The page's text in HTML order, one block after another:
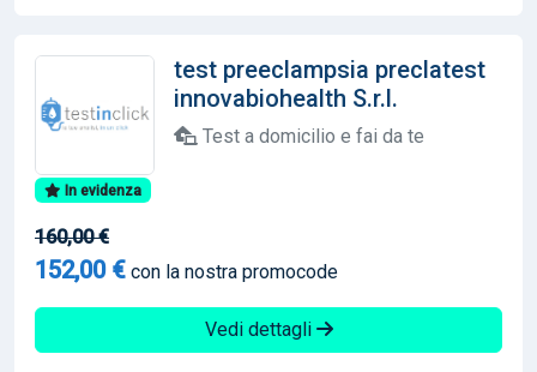
test preeclampsia preclatest
innovabiohealth S.r.l.
Test a domicilio e fai da te
In evidenza
160,00 €
152,00 € con la nostra promocode
Vedi dettagli